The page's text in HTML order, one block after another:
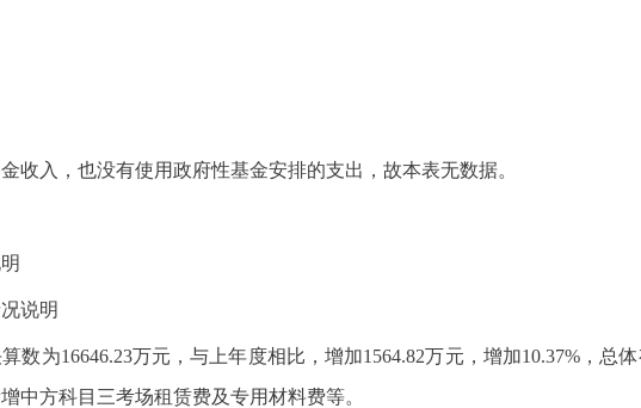
收入，也没有使用政府性基金安排的支出，故本表无数据。
说明
数为16646.23万元，与上年度相比，增加1564.82万元，增加10.37%，总
中方科目三考场租赁费及专用材料费等。